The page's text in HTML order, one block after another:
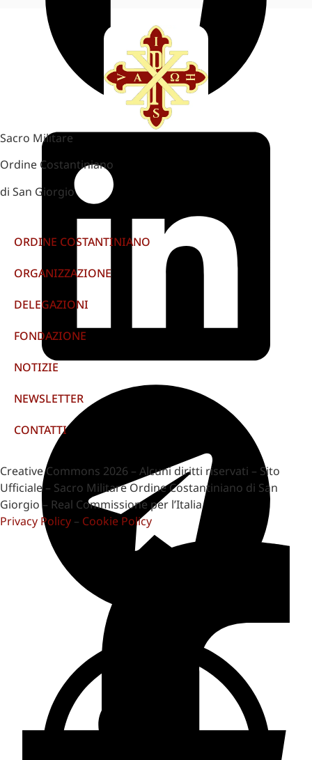
Sacro Militare
Ordine Costantiniano
di San Giorgio
ORDINE COSTANTINIANO
ORGANIZZAZIONE
DELEGAZIONI
FONDAZIONE
NOTIZIE
NEWSLETTER
CONTATTI
Creative Commons 2026 – Alcuni diritti riservati – Sito
Ufficiale – Sacro Militare Ordine Costantiniano di San
Giorgio – Real Commissione per l’Italia
Privacy Policy – Cookie Policy